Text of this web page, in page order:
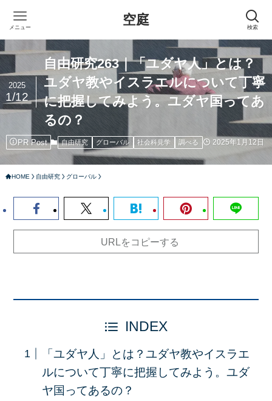
空庭 検索
メニュー
自由研究263｜「ユダヤ人」とは？
ユダヤ教やイスラエルについて丁寧
に把握してみよう。ユダヤ国ってあ
るの？
2025
1/12
PR Post 自由研究 グローバル 社会科見学 調べる 2025年1月12日
HOME 自由研究 グローバル
URLをコピーする
INDEX
「ユダヤ人」とは？ユダヤ教やイスラエ
ルについて丁寧に把握してみよう。ユダ
ヤ国ってあるの？